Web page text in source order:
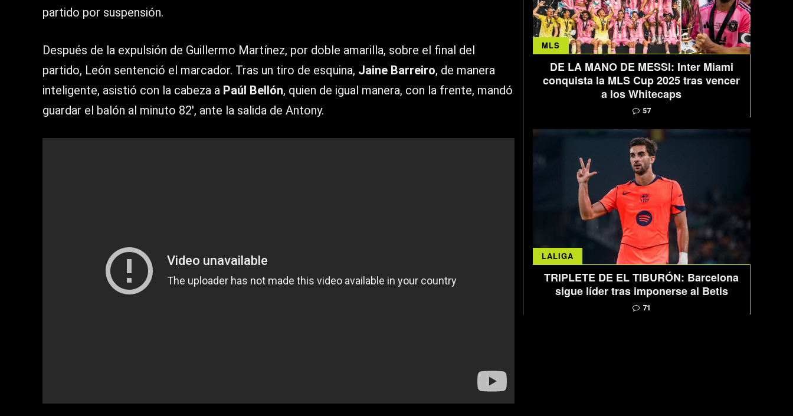
partido por suspensión.
Después de la expulsión de Guillermo Martínez, por doble amarilla, sobre el final del
partido, León sentenció el marcador. Tras un tiro de esquina, Jaine Barreiro, de manera
inteligente, asistió con la cabeza a Paúl Bellón, quien de igual manera, con la frente, mandó
guardar el balón al minuto 82′, ante la salida de Antony.
MLS
DE LA MANO DE MESSI: Inter Miami
conquista la MLS Cup 2025 tras vencer
a los Whitecaps
57
LALIGA
TRIPLETE DE EL TIBURÓN: Barcelona
sigue líder tras imponerse al Betis
71